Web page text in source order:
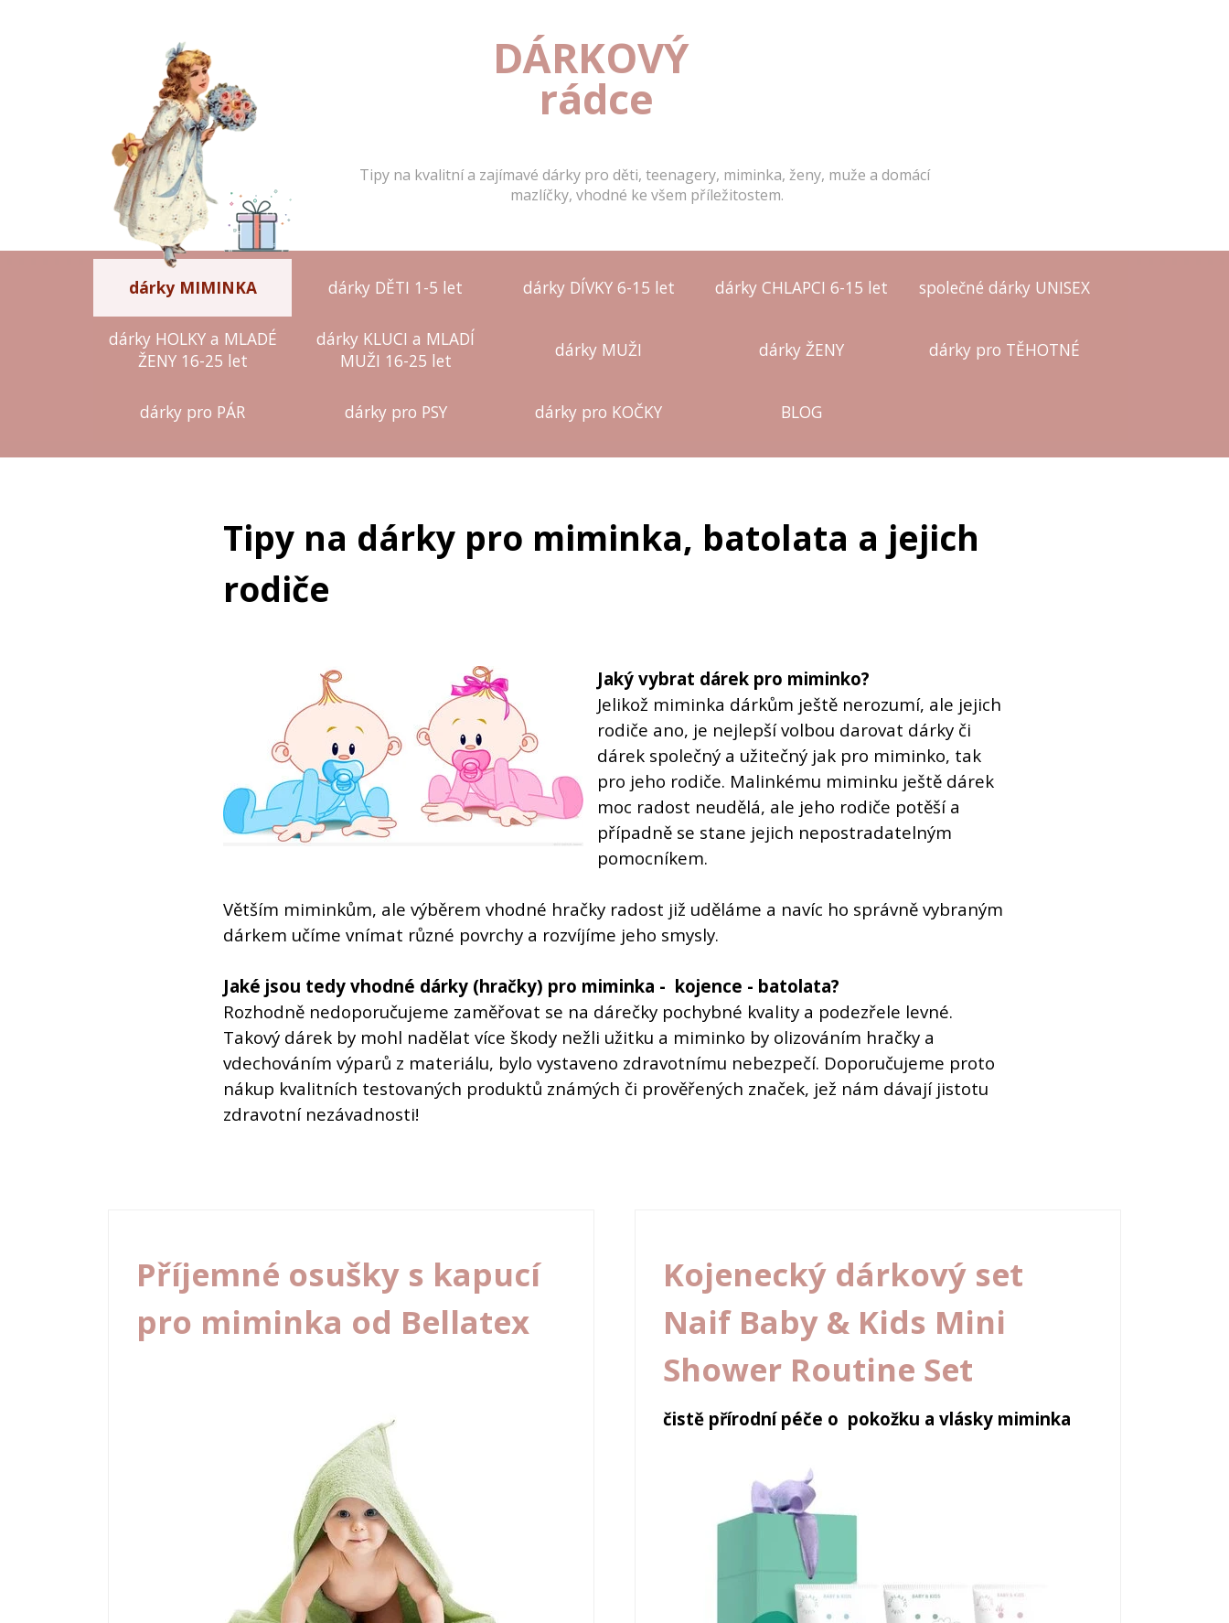
Tipy na kvalitní a zajímavé dárky pro děti, teenagery, miminka, ženy, muže a domácí
mazlíčky, vhodné ke všem příležitostem.
dárky MIMINKA dárky DĚTI 1-5 let dárky DÍVKY 6-15 let dárky CHLAPCI 6-15 let společné dárky UNISEX
dárky HOLKY a MLADÉ
ŽENY 16-25 let
dárky KLUCI a MLADÍ
MUŽI 16-25 let
dárky MUŽI dárky ŽENY dárky pro TĚHOTNÉ
dárky pro PÁR dárky pro PSY dárky pro KOČKY BLOG
DÁRKOVÝ
rádce
Tipy na dárky pro miminka, batolata a jejich
rodiče
Jaký vybrat dárek pro miminko?
Jelikož miminka dárkům ještě nerozumí, ale jejich
rodiče ano, je nejlepší volbou darovat dárky či
dárek společný a užitečný jak pro miminko, tak
pro jeho rodiče. Malinkému miminku ještě dárek
moc radost neudělá, ale jeho rodiče potěší a
případně se stane jejich nepostradatelným
pomocníkem.
Větším miminkům, ale výběrem vhodné hračky radost již uděláme a navíc ho správně vybraným
dárkem učíme vnímat různé povrchy a rozvíjíme jeho smysly.
Jaké jsou tedy vhodné dárky (hračky) pro miminka - kojence - batolata?
Rozhodně nedoporučujeme zaměřovat se na dárečky pochybné kvality a podezřele levné.
Takový dárek by mohl nadělat více škody nežli užitku a miminko by olizováním hračky a
vdechováním výparů z materiálu, bylo vystaveno zdravotnímu nebezpečí. Doporučujeme proto
nákup kvalitních testovaných produktů známých či prověřených značek, jež nám dávají jistotu
zdravotní nezávadnosti!
Příjemné osušky s kapucí
pro miminka od Bellatex
Kojenecký dárkový set
Naif Baby & Kids Mini
Shower Routine Set
čistě přírodní péče o pokožku a vlásky miminka